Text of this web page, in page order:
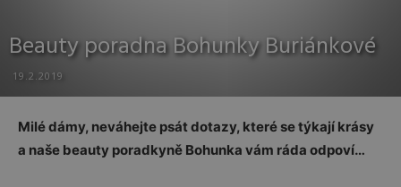
Beauty poradna Bohunky Buriánkové
19.2.2019
Milé dámy, neváhejte psát dotazy, které se týkají krásy
a naše beauty poradkyně Bohunka vám ráda odpoví…